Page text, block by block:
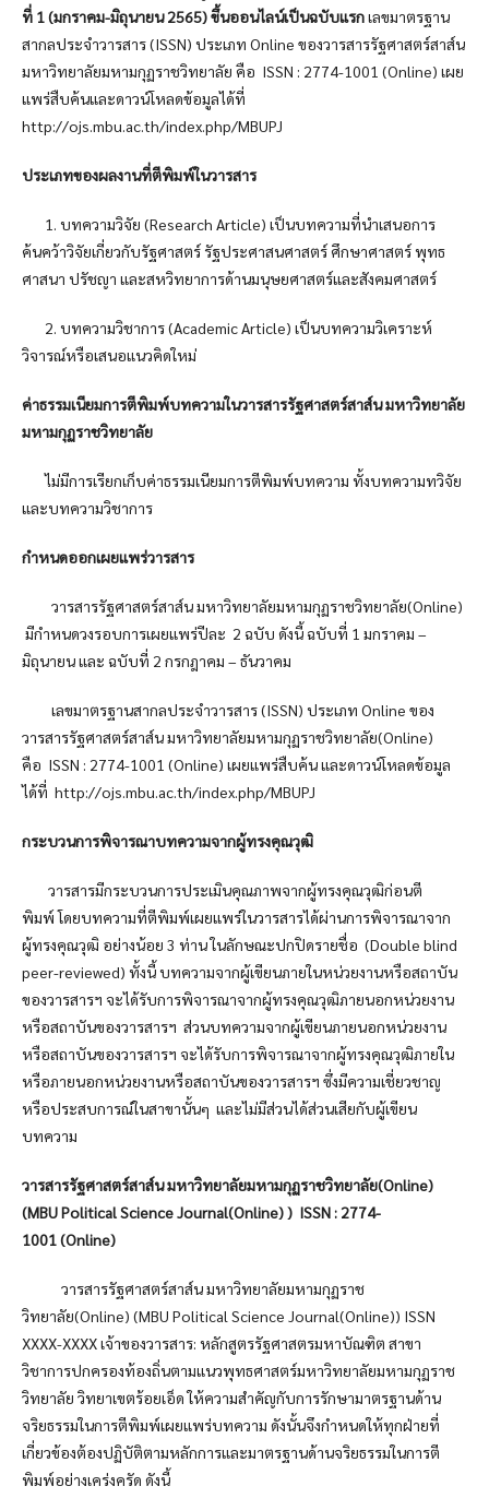
ที่ 1 (มกราคม-มิถุนายน 2565) ขึ้นออนไลน์เป็นฉบับแรกเลขมาตรฐาน
สากลประจำวารสาร (ISSN) ประเภท Online ของวารสารรัฐศาสตร์สาส์น
มหาวิทยาลัยมหามกุฏราชวิทยาลัย คือ ISSN : 2774-1001 (Online) เผย
แพร่สืบค้นและดาวน์โหลดข้อมูลได้ที่
http://ojs.mbu.ac.th/index.php/MBUPJ
ประเภทของผลงานที่ตีพิมพ์ในวารสาร
1. บทความวิจัย (Research Article) เป็นบทความที่นำเสนอการ
ค้นคว้าวิจัยเกี่ยวกับรัฐศาสตร์ รัฐประศาสนศาสตร์ ศึกษาศาสตร์ พุทธ
ศาสนา ปรัชญา และสหวิทยาการด้านมนุษยศาสตร์และสังคมศาสตร์
2. บทความวิชาการ (Academic Article) เป็นบทความวิเคราะห์
วิจารณ์หรือเสนอแนวคิดใหม่
ค่าธรรมเนียมการตีพิมพ์บทความในวารสารรัฐศาสตร์สาส์น มหาวิทยาลัย
มหามกุฏราชวิทยาลัย
ไม่มีการเรียกเก็บค่าธรรมเนียมการตีพิมพ์บทความ ทั้งบทความทวิจัย
และบทความวิชาการ
กำหนดออกเผยแพร่วารสาร
วารสารรัฐศาสตร์สาส์น มหาวิทยาลัยมหามกุฏราชวิทยาลัย(Online)
มีกำหนดวงรอบการเผยแพร่ปีละ 2 ฉบับ ดังนี้ ฉบับที่ 1 มกราคม –
มิถุนายน และ ฉบับที่ 2 กรกฎาคม – ธันวาคม
เลขมาตรฐานสากลประจำวารสาร (ISSN) ประเภท Online ของ
วารสารรัฐศาสตร์สาส์น มหาวิทยาลัยมหามกุฏราชวิทยาลัย(Online)
คือ ISSN : 2774-1001 (Online) เผยแพร่สืบค้น และดาวน์โหลดข้อมูล
ได้ที่ http://ojs.mbu.ac.th/index.php/MBUPJ
กระบวนการพิจารณาบทความจากผู้ทรงคุณวุฒิ
วารสารมีกระบวนการประเมินคุณภาพจากผู้ทรงคุณวุฒิก่อนตี
พิมพ์ โดยบทความที่ตีพิมพ์เผยแพร่ในวารสารได้ผ่านการพิจารณาจาก
ผู้ทรงคุณวุฒิ อย่างน้อย 3 ท่าน ในลักษณะปกปิดรายชื่อ (Double blind
peer-reviewed) ทั้งนี้ บทความจากผู้เขียนภายในหน่วยงานหรือสถาบัน
ของวารสารฯ จะได้รับการพิจารณาจากผู้ทรงคุณวุฒิภายนอกหน่วยงาน
หรือสถาบันของวารสารฯ ส่วนบทความจากผู้เขียนภายนอกหน่วยงาน
หรือสถาบันของวารสารฯ จะได้รับการพิจารณาจากผู้ทรงคุณวุฒิภายใน
หรือภายนอกหน่วยงานหรือสถาบันของวารสารฯ ซึ่งมีความเชี่ยวชาญ
หรือประสบการณ์ในสาขานั้นๆ และไม่มีส่วนได้ส่วนเสียกับผู้เขียน
บทความ
วารสารรัฐศาสตร์สาส์น มหาวิทยาลัยมหามกุฏราชวิทยาลัย(Online)
(MBU Political Science Journal(Online) ) ISSN : 2774-
1001 (Online)
วารสารรัฐศาสตร์สาส์น มหาวิทยาลัยมหามกุฏราช
วิทยาลัย(Online) (MBU Political Science Journal(Online)) ISSN
XXXX-XXXX เจ้าของวารสาร: หลักสูตรรัฐศาสตรมหาบัณฑิต สาขา
วิชาการปกครองท้องถิ่นตามแนวพุทธศาสตร์มหาวิทยาลัยมหามกุฏราช
วิทยาลัย วิทยาเขตร้อยเอ็ด ให้ความสำคัญกับการรักษามาตรฐานด้าน
จริยธรรมในการตีพิมพ์เผยแพร่บทความ ดังนั้นจึงกำหนดให้ทุกฝ่ายที่
เกี่ยวข้องต้องปฏิบัติตามหลักการและมาตรฐานด้านจริยธรรมในการตี
พิมพ์อย่างเคร่งครัด ดังนี้